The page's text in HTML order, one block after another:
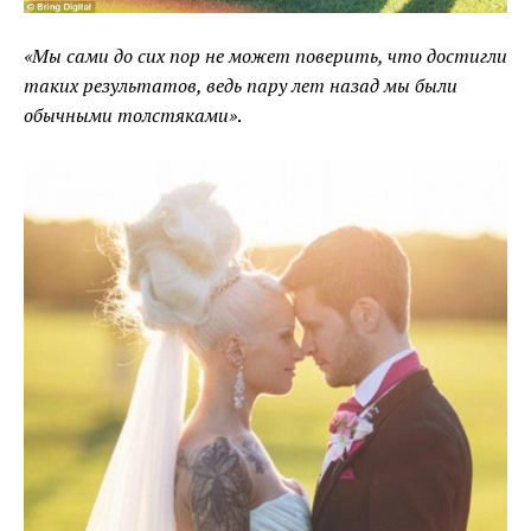
«Мы сами до сих пор не может поверить, что достигли
таких результатов, ведь пару лет назад мы были
обычными толстяками».